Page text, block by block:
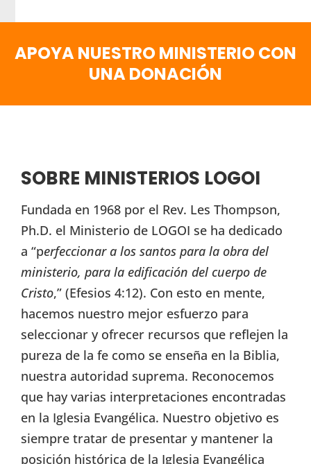
APOYA NUESTRO MINISTERIO CON
UNA DONACIÓN
SOBRE MINISTERIOS LOGOI
Fundada en 1968 por el Rev. Les Thompson,
Ph.D. el Ministerio de LOGOI se ha dedicado
a “perfeccionar a los santos para la obra del
ministerio, para la edificación del cuerpo de
Cristo,” (Efesios 4:12). Con esto en mente,
hacemos nuestro mejor esfuerzo para
seleccionar y ofrecer recursos que reflejen la
pureza de la fe como se enseña en la Biblia,
nuestra autoridad suprema. Reconocemos
que hay varias interpretaciones encontradas
en la Iglesia Evangélica. Nuestro objetivo es
siempre tratar de presentar y mantener la
posición histórica de la Iglesia Evangélica